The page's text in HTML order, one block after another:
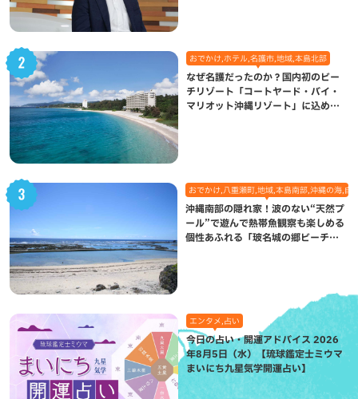
おでかけ,ホテル,名護市,地域,本島北部
なぜ名護だったのか？国内初のビー
チリゾート「コートヤード・バイ・
マリオット沖縄リゾート」に込めら
おでかけ,八重瀬町,地域,本島南部,沖縄の海,自
沖縄南部の隠れ家！波のない“天然プ
ール”で遊んで熱帯魚観察も楽しめる
個性あふれる「玻名城の郷ビーチ」
エンタメ,占い
今日の占い・開運アドバイス 2026
年8月5日（水）【琉球鑑定士ミウマ
まいにち九星気学開運占い】